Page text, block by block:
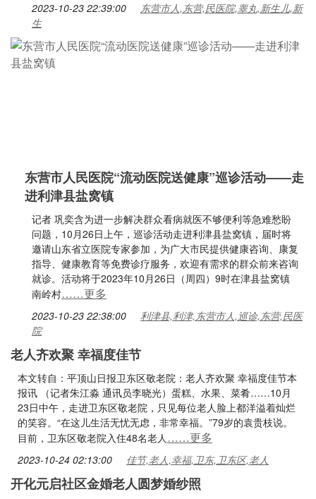
2023-10-23 22:39:00
东营市人,东营,民医院,睾丸,新生儿,新
生
东营市人民医院“流动医院送健康”巡诊活动——走
进利津县盐窝镇
记者 巩奕含为进一步解决群众看病就医不够便利等急难愁盼
问题，10月26日上午，巡诊活动走进利津县盐窝镇，届时将
邀请山东省立医院专家参加，为广大市民提供健康咨询、康复
指导、健康教育等免费诊疗服务，欢迎有需求的群众前来咨询
就诊。活动将于2023年10月26日（周四）9时在津县盐窝镇
南岭村……更多
2023-10-23 22:38:00
利津县,利津,东营市人,巡诊,东营,民医
院
老人齐欢聚 幸福度佳节
本文转自：平顶山日报卫东区敬老院：老人齐欢聚 幸福度佳节本
报讯 （记者朱江淼 通讯员李晓光）蛋糕、水果、菜肴……10月
23日中午，走进卫东区敬老院，只见每位老人脸上都洋溢着灿烂
的笑容。“在这儿生活无忧无虑，非常幸福。”79岁的袁贵枝说。
目前，卫东区敬老院入住48名老人……更多
2023-10-24 02:13:00 佳节,老人,幸福,卫东,卫东区,老人
开化元启社区金婚老人圆梦婚纱照